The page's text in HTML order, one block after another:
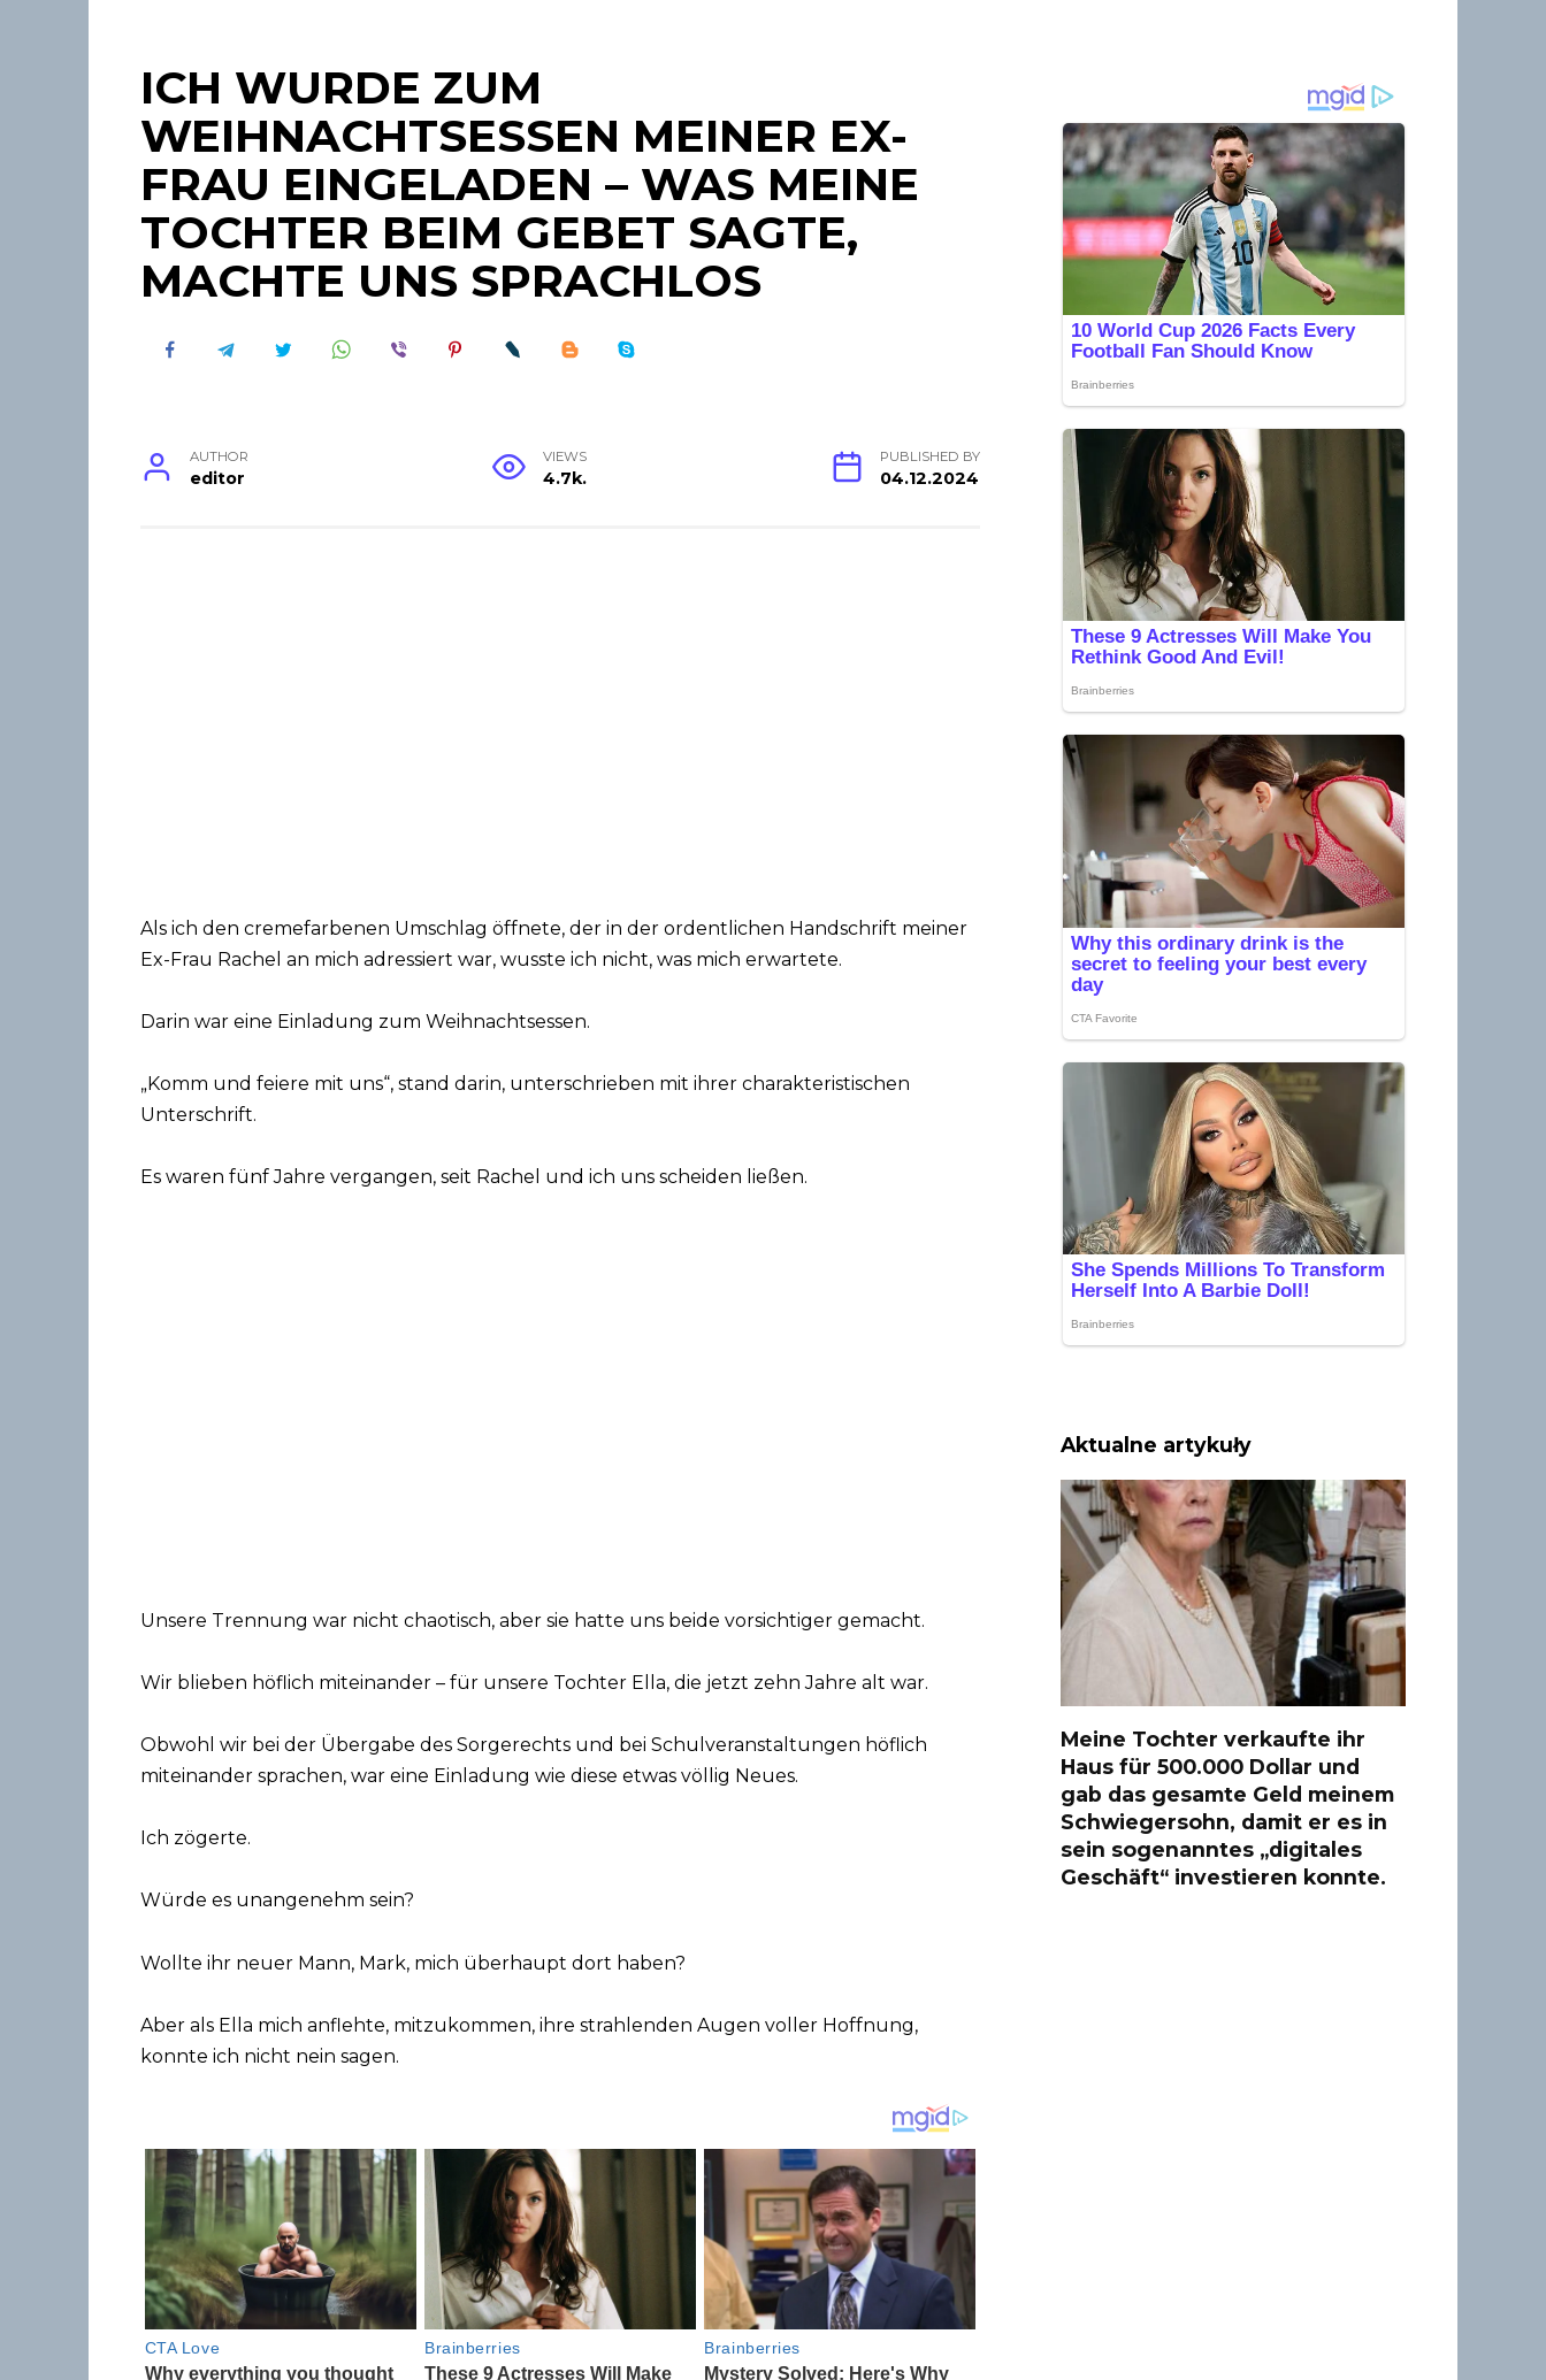
ICH WURDE ZUM
WEIHNACHTSESSEN MEINER EX-
FRAU EINGELADEN – WAS MEINE
TOCHTER BEIM GEBET SAGTE,
MACHTE UNS SPRACHLOS
AUTHOR
editor
VIEWS
4.7k.
PUBLISHED BY
04.12.2024
Als ich den cremefarbenen Umschlag öffnete, der in der ordentlichen Handschrift meiner
Ex-Frau Rachel an mich adressiert war, wusste ich nicht, was mich erwartete.
Darin war eine Einladung zum Weihnachtsessen.
„Komm und feiere mit uns“, stand darin, unterschrieben mit ihrer charakteristischen
Unterschrift.
Es waren fünf Jahre vergangen, seit Rachel und ich uns scheiden ließen.
Unsere Trennung war nicht chaotisch, aber sie hatte uns beide vorsichtiger gemacht.
Wir blieben höflich miteinander – für unsere Tochter Ella, die jetzt zehn Jahre alt war.
Obwohl wir bei der Übergabe des Sorgerechts und bei Schulveranstaltungen höflich
miteinander sprachen, war eine Einladung wie diese etwas völlig Neues.
Ich zögerte.
Würde es unangenehm sein?
Wollte ihr neuer Mann, Mark, mich überhaupt dort haben?
Aber als Ella mich anflehte, mitzukommen, ihre strahlenden Augen voller Hoffnung,
konnte ich nicht nein sagen.
Aktualne artykuły
Meine Tochter verkaufte ihr
Haus für 500.000 Dollar und
gab das gesamte Geld meinem
Schwiegersohn, damit er es in
sein sogenanntes „digitales
Geschäft“ investieren konnte.